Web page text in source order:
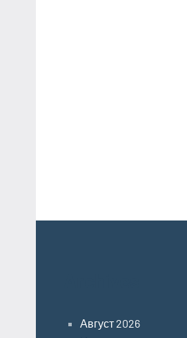
Август 2026